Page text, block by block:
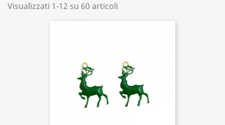
Visualizzati 1-12 su 60 articoli